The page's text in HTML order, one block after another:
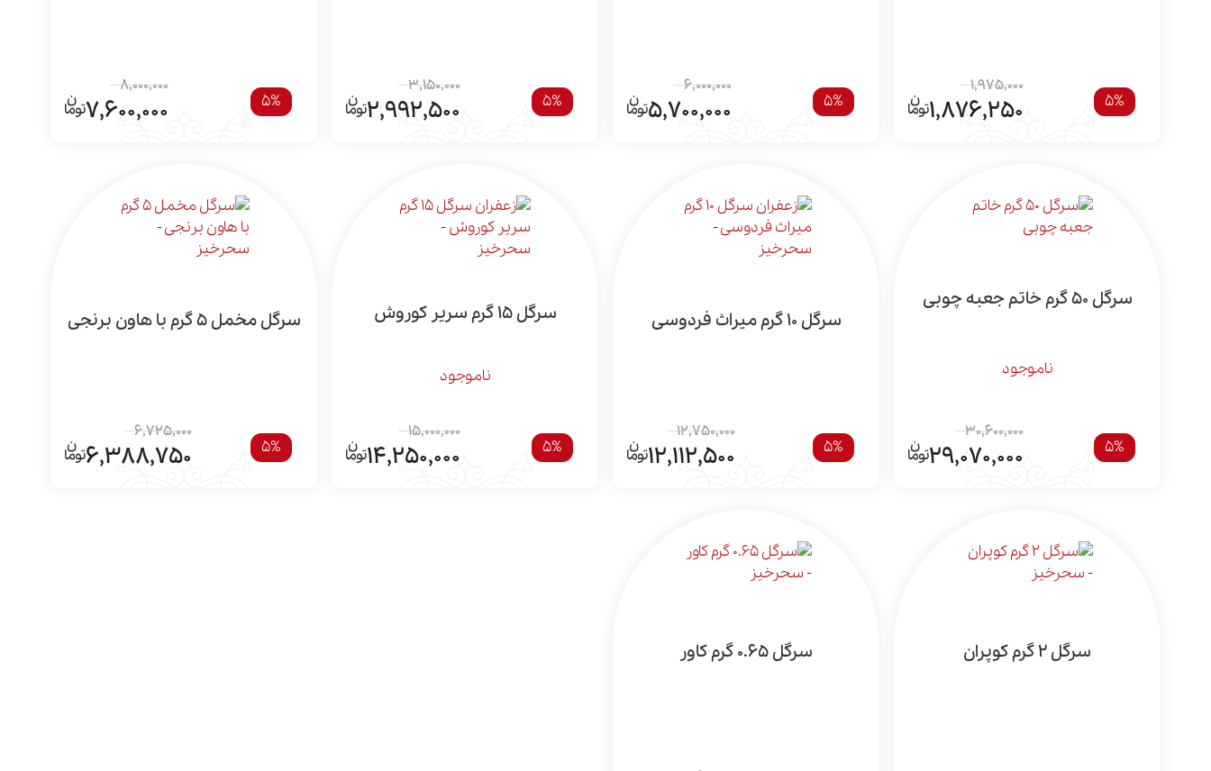
5%
1,975,000
1,876,250
5%
6,000,000
5,700,000
5%
3,150,000
2,992,500
5%
8,000,000
7,600,000
سرگل 50 گرم خاتم جعبه چوبی
ناموجود
5%
30,600,000
29,070,000
سرگل 10 گرم میراث فردوسی
5%
12,750,000
12,112,500
سرگل 15 گرم سریر کوروش
ناموجود
5%
15,000,000
14,250,000
سرگل مخمل 5 گرم با هاون برنجی
5%
6,725,000
6,388,750
سرگل 2 گرم کوپران سرگل 0.65 گرم کاور